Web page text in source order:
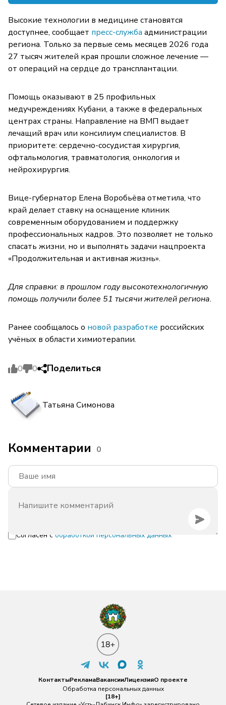
Высокие технологии в медицине становятся
доступнее, сообщает пресс-служба администрации
региона. Только за первые семь месяцев 2026 года
27 тысяч жителей края прошли сложное лечение —
от операций на сердце до трансплантации.
Помощь оказывают в 25 профильных
медучреждениях Кубани, а также в федеральных
центрах страны. Направление на ВМП выдает
лечащий врач или консилиум специалистов. В
приоритете: сердечно-сосудистая хирургия,
офтальмология, травматология, онкология и
нейрохирургия.
Вице-губернатор Елена Воробьёва отметила, что
край делает ставку на оснащение клиник
современным оборудованием и поддержку
профессиональных кадров. Это позволяет не только
спасать жизни, но и выполнять задачи нацпроекта
«Продолжительная и активная жизнь».
Для справки: в прошлом году высокотехнологичную
помощь получили более 51 тысячи жителей региона.
Ранее сообщалось о новой разработке российских
учёных в области химиотерапии.
0 0 Поделиться
Татьяна Симонова
Комментарии 0
Согласен с обработкой персональных данных
КонтактыРекламаВакансииЛицензияО проекте
Обработка персональных данных
[18+]